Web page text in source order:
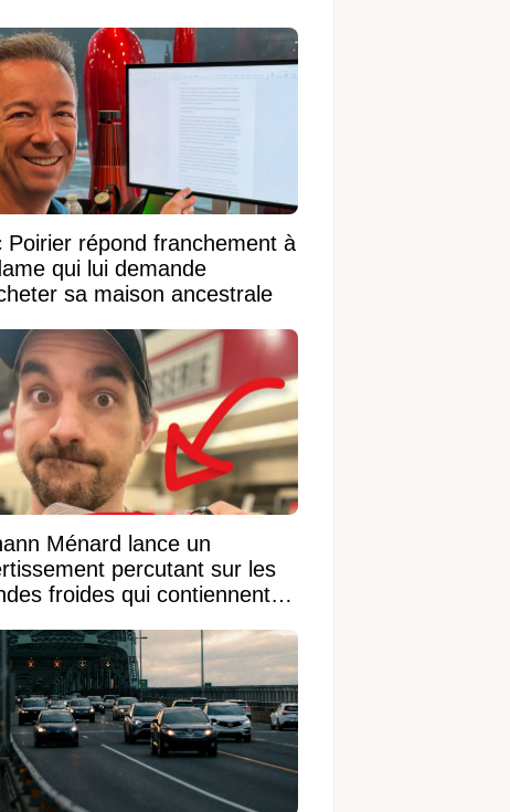
Poirier répond franchement à
qui lui demande
sa maison ancestrale
Ménard lance un
percutant sur les
froides qui contiennent